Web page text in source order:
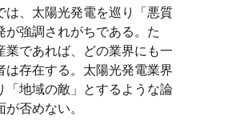
は、太陽光発電を巡り「悪質
が強調されがちである。た
業であれば、どの業界にも一
は存在する。太陽光発電業界
「地域の敵」とするような論
否めない。